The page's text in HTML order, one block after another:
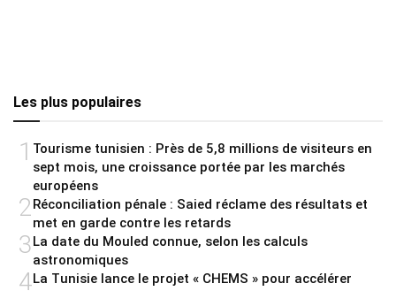
Les plus populaires
1 Tourisme tunisien : Près de 5,8 millions de visiteurs en
sept mois, une croissance portée par les marchés
européens
2 Réconciliation pénale : Saied réclame des résultats et
met en garde contre les retards
3La date du Mouled connue, selon les calculs
astronomiques
4La Tunisie lance le projet « CHEMS » pour accélérer